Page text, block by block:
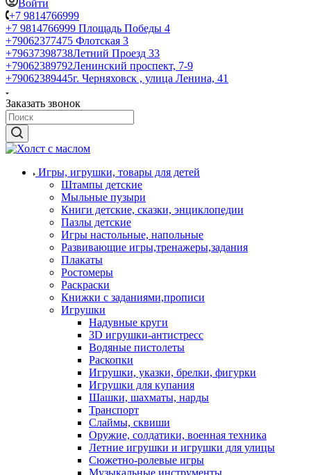
Войти
+7 9814766999
+7 9814766999 Площадь Победы 4
+79062377475 Флотская 3
+79637398738Летний Проезд 33
+79062389792Ленинский проспект, 7-9
+79062389445г. Черняховск , улица Ленина, 41
Заказать звонок
Игры, игрушки, товары для детей
Штампы детские
Мыльные пузыри
Книги детские, сказки, энциклопедии
Пазлы детские
Игры настольные, напольные
Развивающие игры,тренажеры,задания
Плакаты
Ростомеры
Раскраски
Книжки с заданиями,прописи
Игрушки
Надувные круги
3D игрушки-антистресс
Водяные пистолеты
Раскопки
Игрушки, указки, брелки, фигурки
Игрушки для купания
Шашки, шахматы, нарды
Транспорт
Слаймы, сквиши
Оружие, солдатики, военная техника
Летние игрушки и игрушки для улицы
Сюжетно-ролевые игры
Музыкальные инструменты